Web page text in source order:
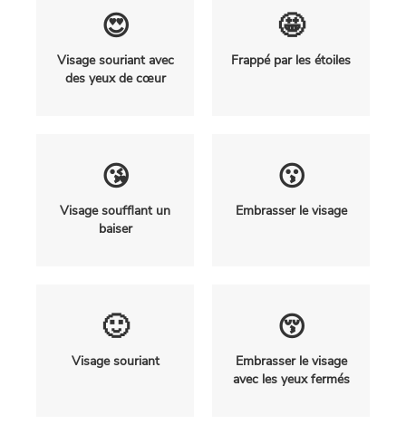
😍
Visage souriant avec
des yeux de cœur
🤩
Frappé par les étoiles
😘
Visage soufflant un
baiser
😗
Embrasser le visage
🙂
Visage souriant
😚
Embrasser le visage
avec les yeux fermés